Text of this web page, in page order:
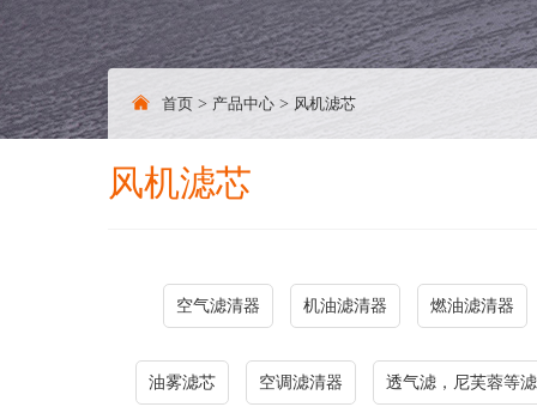
首页 > 产品中心 > 风机滤芯
风机滤芯
空气滤清器 机油滤清器 燃油滤清器
油雾滤芯 空调滤清器 透气滤，尼芙蓉等